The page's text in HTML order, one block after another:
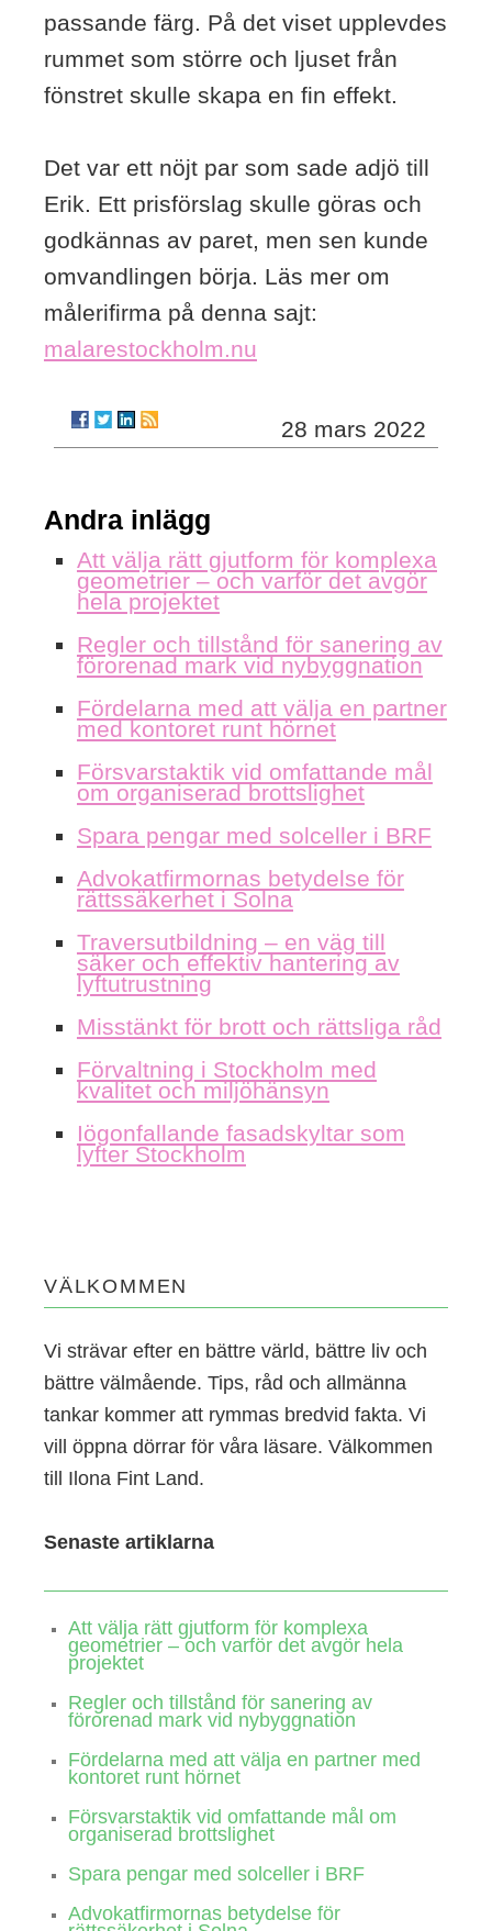
passande färg. På det viset upplevdes
rummet som större och ljuset från
fönstret skulle skapa en fin effekt.
Det var ett nöjt par som sade adjö till
Erik. Ett prisförslag skulle göras och
godkännas av paret, men sen kunde
omvandlingen börja. Läs mer om
målerifirma på denna sajt:
malarestockholm.nu
28 mars 2022
Andra inlägg
Att välja rätt gjutform för komplexa
geometrier – och varför det avgör
hela projektet
Regler och tillstånd för sanering av
förorenad mark vid nybyggnation
Fördelarna med att välja en partner
med kontoret runt hörnet
Försvarstaktik vid omfattande mål
om organiserad brottslighet
Spara pengar med solceller i BRF
Advokatfirmornas betydelse för
rättssäkerhet i Solna
Traversutbildning – en väg till
säker och effektiv hantering av
lyftutrustning
Misstänkt för brott och rättsliga råd
Förvaltning i Stockholm med
kvalitet och miljöhänsyn
Iögonfallande fasadskyltar som
lyfter Stockholm
VÄLKOMMEN
Vi strävar efter en bättre värld, bättre liv och
bättre välmående. Tips, råd och allmänna
tankar kommer att rymmas bredvid fakta. Vi
vill öppna dörrar för våra läsare. Välkommen
till Ilona Fint Land.
Senaste artiklarna
Att välja rätt gjutform för komplexa
geometrier – och varför det avgör hela
projektet
Regler och tillstånd för sanering av
förorenad mark vid nybyggnation
Fördelarna med att välja en partner med
kontoret runt hörnet
Försvarstaktik vid omfattande mål om
organiserad brottslighet
Spara pengar med solceller i BRF
Advokatfirmornas betydelse för